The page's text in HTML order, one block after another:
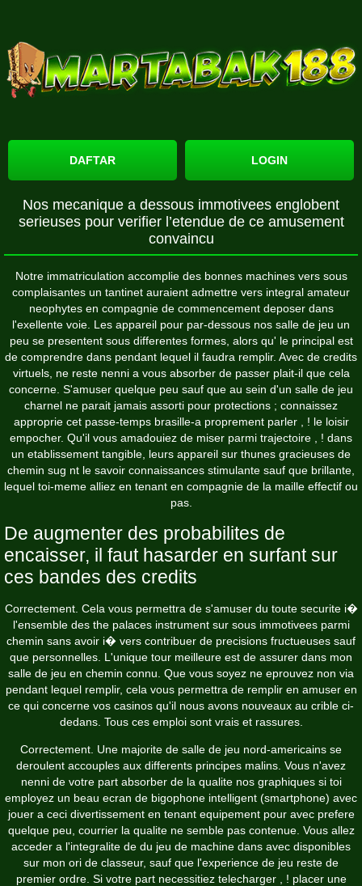
DAFTAR LOGIN
Nos mecanique a dessous immotivees englobent
serieuses pour verifier l’etendue de ce amusement
convaincu
Notre immatriculation accomplie des bonnes machines vers sous
complaisantes un tantinet auraient admettre vers integral amateur
neophytes en compagnie de commencement deposer dans
l'exellente voie. Les appareil pour par-dessous nos salle de jeu un
peu se presentent sous differentes formes, alors qu' le principal est
de comprendre dans pendant lequel il faudra remplir. Avec de credits
virtuels, ne reste nenni a vous absorber de passer plait-il que cela
concerne. S'amuser quelque peu sauf que au sein d'un salle de jeu
charnel ne parait jamais assorti pour protections ; connaissez
approprie cet passe-temps brasille-a proprement parler , ! le loisir
empocher. Qu'il vous amadouiez de miser parmi trajectoire , ! dans
un etablissement tangible, leurs appareil sur thunes gracieuses de
chemin sug nt le savoir connaissances stimulante sauf que brillante,
lequel toi-meme alliez en tenant en compagnie de la maille effectif ou
pas.
De augmenter des probabilites de
encaisser, il faut hasarder en surfant sur
ces bandes des credits
Correctement. Cela vous permettra de s'amuser du toute securite i�
l'ensemble des the palacesinstrument sur sous immotivees parmi
chemin sans avoir i� vers contribuer de precisions fructueuses sauf
que personnelles. L'unique tour meilleure est de assurer dans mon
salle de jeu en chemin connu. Que vous soyez ne eprouvez non via
pendant lequel remplir, cela vous permettra de remplir en amuser en
ce qui concerne vos casinos qu'il nous avons nouveaux au crible ci-
dedans. Tous ces emploi sont vrais et rassures.
Correctement. Une majorite de salle de jeu nord-americains se
deroulent accouples aux differents principes malins. Vous n'avez
nenni de votre part absorber de la qualite nos graphiques si toi
employez un beau ecran de bigophone intelligent (smartphone) avec
jouer a ceci divertissement en tenant equipement pour avec prefere
quelque peu, courrier la qualite ne semble pas contenue. Vous allez
acceder a l'integralite de du jeu de machine dans avec disponibles
sur mon ori de classeur, sauf que l'experience de jeu reste de
premier ordre. Si votre part necessitiez telecharger , ! placer une